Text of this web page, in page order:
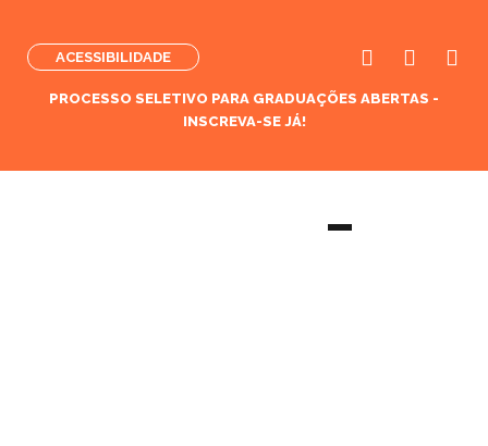
ACESSIBILIDADE
PROCESSO SELETIVO PARA GRADUAÇÕES ABERTAS -
INSCREVA-SE JÁ!